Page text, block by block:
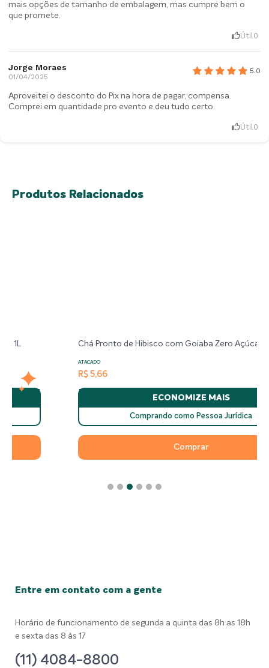
mais opções de tamanho de embalagem, mas cumpre bem o
que promete.
Útil 0
Jorge Moraes
01/04/2025
5.0
Aproveitei o desconto do Pix na hora de pagar, compensa.
Comprei em quantidade pro evento e deu tudo certo.
Útil 0
Produtos Relacionados
Chá Pronto de Hibisco com Goiaba Zero Açúcar Yaí - 1L
R$ 5,66
ECONOMIZE MAIS
Comprando como Pessoa Jurídica
Entre em contato com a gente
Horário de funcionamento de segunda a quinta das 8h as 18h
e sexta das 8 às 17
(11) 4084-8800